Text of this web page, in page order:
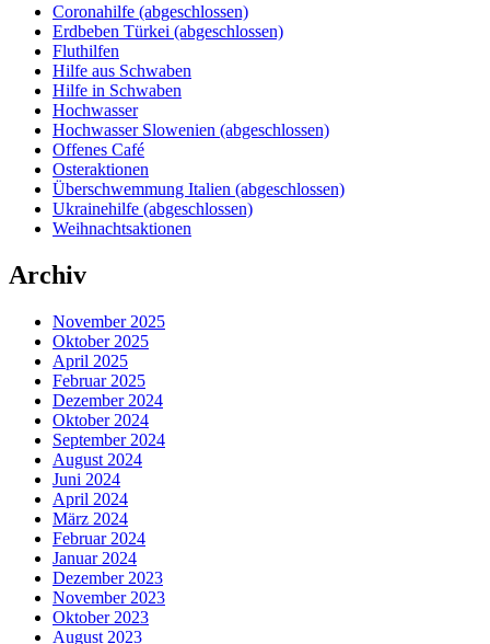
Coronahilfe (abgeschlossen)
Erdbeben Türkei (abgeschlossen)
Fluthilfen
Hilfe aus Schwaben
Hilfe in Schwaben
Hochwasser
Hochwasser Slowenien (abgeschlossen)
Offenes Café
Osteraktionen
Überschwemmung Italien (abgeschlossen)
Ukrainehilfe (abgeschlossen)
Weihnachtsaktionen
Archiv
November 2025
Oktober 2025
April 2025
Februar 2025
Dezember 2024
Oktober 2024
September 2024
August 2024
Juni 2024
April 2024
März 2024
Februar 2024
Januar 2024
Dezember 2023
November 2023
Oktober 2023
August 2023